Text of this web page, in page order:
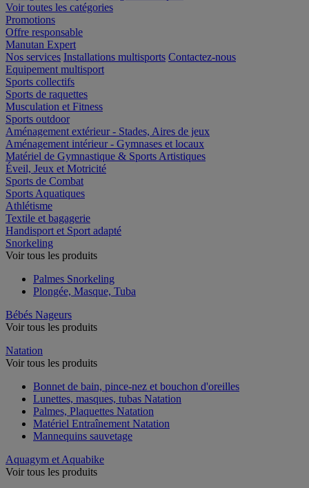
Voir toutes les catégories
Promotions
Offre responsable
Manutan Expert
Nos services Installations multisports Contactez-nous
Equipement multisport
Sports collectifs
Sports de raquettes
Musculation et Fitness
Sports outdoor
Aménagement extérieur - Stades, Aires de jeux
Aménagement intérieur - Gymnases et locaux
Matériel de Gymnastique & Sports Artistiques
Éveil, Jeux et Motricité
Sports de Combat
Sports Aquatiques
Athlétisme
Textile et bagagerie
Handisport et Sport adapté
Snorkeling
Voir tous les produits
Palmes Snorkeling
Plongée, Masque, Tuba
Bébés Nageurs
Voir tous les produits
Natation
Voir tous les produits
Bonnet de bain, pince-nez et bouchon d'oreilles
Lunettes, masques, tubas Natation
Palmes, Plaquettes Natation
Matériel Entraînement Natation
Mannequins sauvetage
Aquagym et Aquabike
Voir tous les produits